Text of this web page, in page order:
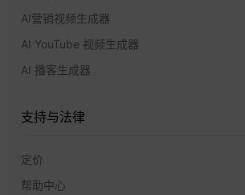
AI营销视频生成器
AI YouTube 视频生成器
AI 播客生成器
支持与法律
定价
帮助中心